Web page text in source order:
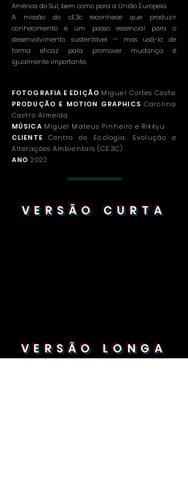
América do Sul, bem como para a União Europeia.
A missão do cE3c reconhece que produzir
conhecimento é um passo essencial para o
desenvolvimento sustentável — mas usá-lo de
forma eficaz para promover mudança é
igualmente importante.
FOTOGRAFIA E EDIÇÃO Miguel Cortes Costa
PRODUÇÃO E MOTION GRAPHICSCarolina
Castro Almeida
MÚSICA Miguel Mateus Pinheiro e Rikkyu
CLIENTE Centro de Ecologia, Evolução e
Alterações Ambientais (CE3C)
ANO 2022
VERSÃO CURTA
VERSÃO LONGA